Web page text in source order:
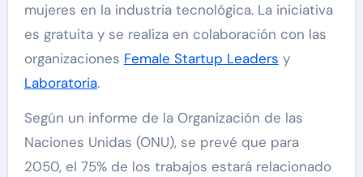
mujeres en la industria tecnológica. La iniciativa
es gratuita y se realiza en colaboración con las
organizaciones Female Startup Leaders y
Laboratoria.
Según un informe de la Organización de las
Naciones Unidas (ONU), se prevé que para
2050, el 75% de los trabajos estará relacionado